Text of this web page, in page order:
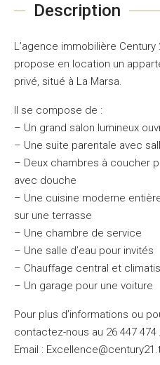
Description
L’agence immobilière
propose en location un
privé, situé à La Marsa.
Il se compose de :
– Un grand salon lumineux
– Une suite parentale avec
– Deux chambres à coucher
avec douche
– Une cuisine moderne
sur une terrasse
– Une chambre de service
– Une salle d’eau pour invités
– Chauffage central et
– Un garage pour une voiture
Pour plus d’informations ou
contactez-nous au 26 447 474
Email :